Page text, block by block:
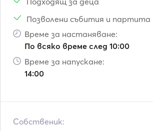
can visit the top of the island to visit
enjoy the breathtaking view. Enjoy
little reefs. The nature surrounding the
Duration: 1:30 hour.
Позволени събития и партита
Време за настаняване:
По всяко време след 10:00
Време за напускане:
14:00
Собственик: